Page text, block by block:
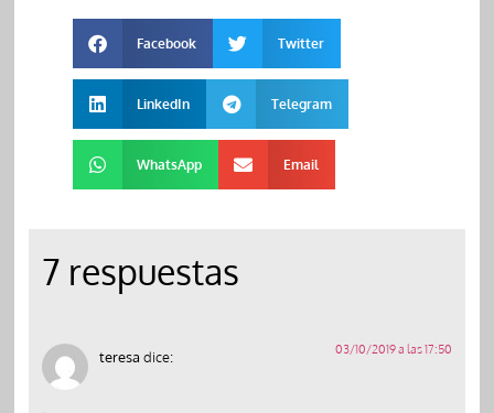
Facebook Twitter
LinkedIn Telegram
WhatsApp Email
7 respuestas
teresa dice: 03/10/2019 a las 17:50